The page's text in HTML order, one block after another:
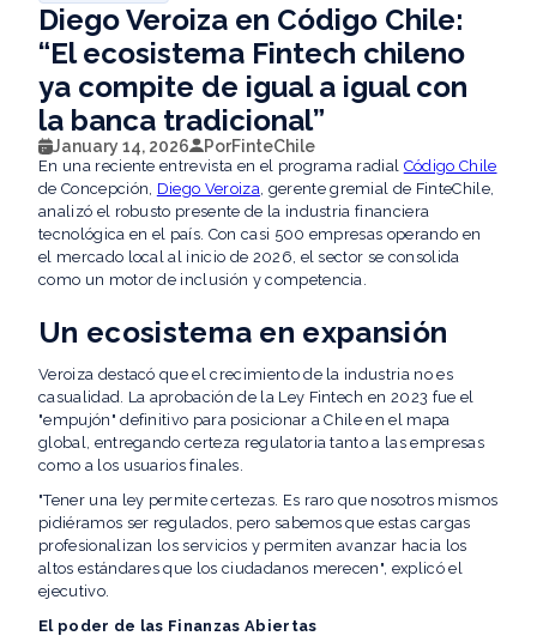
Diego Veroiza en Código Chile:
“El ecosistema Fintech chileno
ya compite de igual a igual con
la banca tradicional”
January 14, 2026 PorFinteChile
En una reciente entrevista en el programa radial Código Chile
de Concepción, Diego Veroiza , gerente gremial de FinteChile,
analizó el robusto presente de la industria financiera
tecnológica en el país. Con casi 500 empresas operando en
el mercado local al inicio de 2026, el sector se consolida
como un motor de inclusión y competencia.
Un ecosistema en expansión
Veroiza destacó que el crecimiento de la industria no es
casualidad. La aprobación de la Ley Fintech en 2023 fue el
"empujón" definitivo para posicionar a Chile en el mapa
global, entregando certeza regulatoria tanto a las empresas
como a los usuarios finales.
"Tener una ley permite certezas. Es raro que nosotros mismos
pidiéramos ser regulados, pero sabemos que estas cargas
profesionalizan los servicios y permiten avanzar hacia los
altos estándares que los ciudadanos merecen", explicó el
ejecutivo.
El poder de las Finanzas Abiertas